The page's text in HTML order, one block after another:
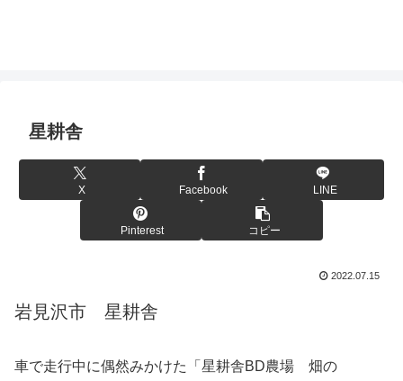
星耕舎
X Facebook LINE
Pinterest コピー
2022.07.15
岩見沢市 星耕舎
車で走行中に偶然みかけた「星耕舎BD農場 畑の